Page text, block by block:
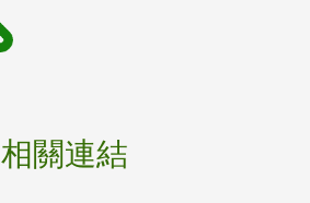
相關連結